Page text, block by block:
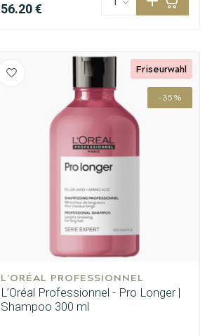
56.20 €
-35%
L'ORÉAL PROFESSIONNEL
L’Oréal Professionnel - Pro Longer |
Shampoo 300 ml
Friseurwahl